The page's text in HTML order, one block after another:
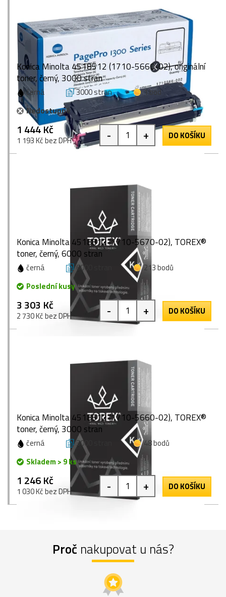
Konica Minolta 4518512 (1710-5660-02), originální
toner, černý, 3000 stran
černá 3000 stran
1 bod
Nedostupné
1 444 Kč
1 193 Kč bez DPH - + DO KOŠÍKU
Konica Minolta 4518812 (1710-5670-02), TOREX®
toner, černý, 6000 stran
černá 6000 stran
213 bodů
Poslední kusy
3 303 Kč
2 730 Kč bez DPH - + DO KOŠÍKU
Konica Minolta 4518512 (1710-5660-02), TOREX®
toner, černý, 3000 stran
černá 3000 stran
48 bodů
Skladem > 9 ks
1 246 Kč
1 030 Kč bez DPH - + DO KOŠÍKU
Proč nakupovat u nás?